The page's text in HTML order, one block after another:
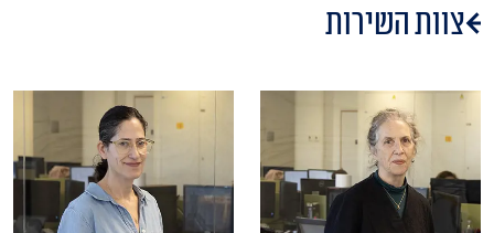
צוות השירות